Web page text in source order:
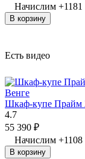
Начислим +1181
В корзину
Есть видео
Шкаф-купе Прайм
4.7
55 390 ₽
Начислим +1108
В корзину